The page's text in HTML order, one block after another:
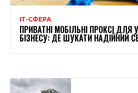
ІТ-СФЕРА
ПРИВАТНІ МОБІЛЬНІ ПРОКСІ ДЛЯ
БІЗНЕСУ: ДЕ ШУКАТИ НАДІЙНИЙ